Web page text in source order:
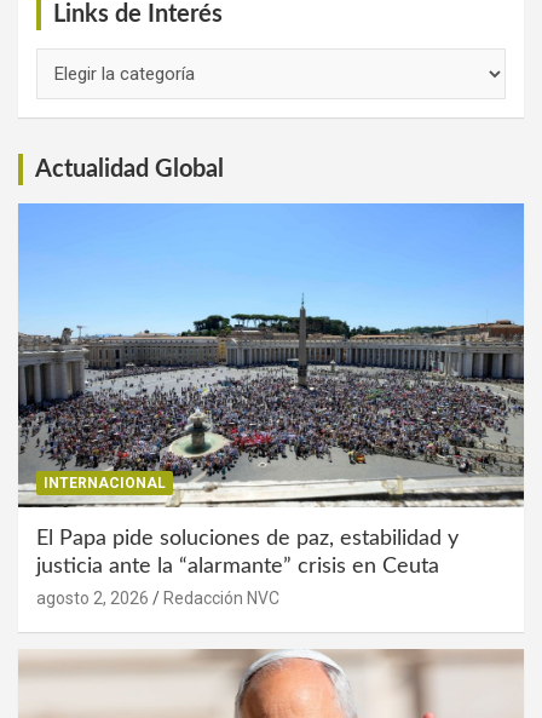
Links de Interés
Actualidad Global
INTERNACIONAL
El Papa pide soluciones de paz, estabilidad y
justicia ante la “alarmante” crisis en Ceuta
agosto 2, 2026 Redacción NVC